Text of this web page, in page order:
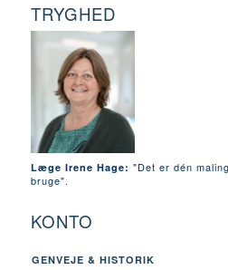
TRYGHED
Læge Irene Hage: "Det er dén
bruge".
KONTO
GENVEJE & HISTORIK